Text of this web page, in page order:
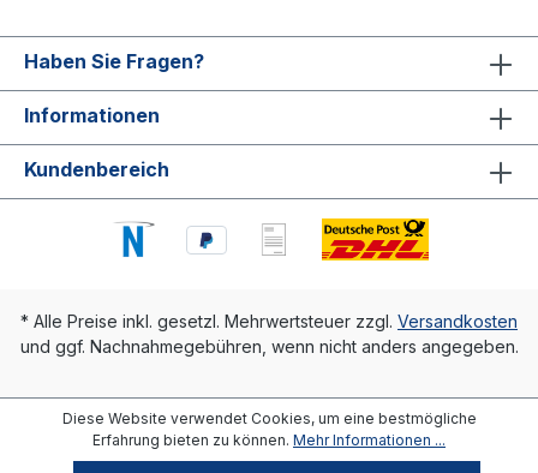
Haben Sie Fragen?
Informationen
Kundenbereich
* Alle Preise inkl. gesetzl. Mehrwertsteuer zzgl. Versandkosten
und ggf. Nachnahmegebühren, wenn nicht anders angegeben.
Diese Website verwendet Cookies, um eine bestmögliche
Erfahrung bieten zu können. Mehr Informationen ...